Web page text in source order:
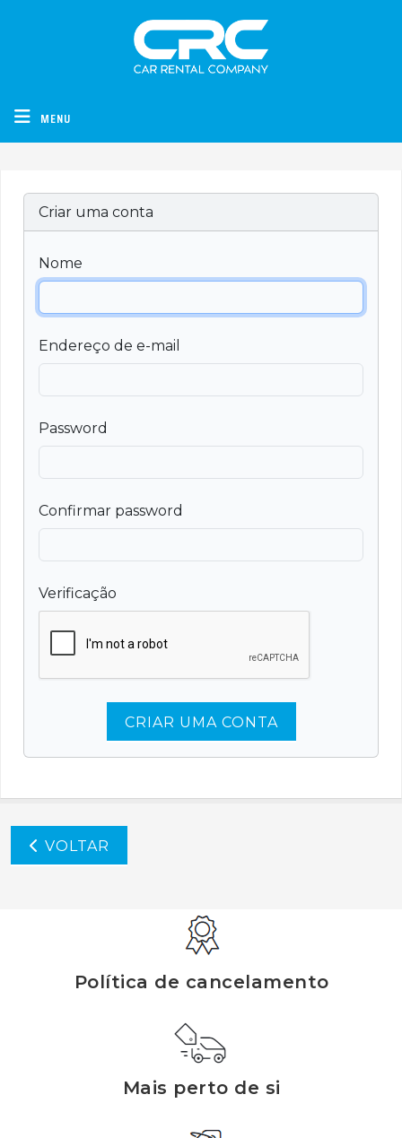
CRC - Car Rental Company
MENU
Criar uma conta
Nome
Endereço de e-mail
Password
Confirmar password
Verificação
CRIAR UMA CONTA
VOLTAR
Política de cancelamento
Mais perto de si